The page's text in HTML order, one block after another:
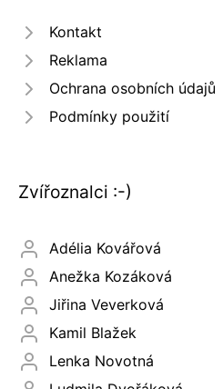
Kontakt
Reklama
Ochrana osobních údajů
Podmínky použití
Zvířoznalci :-)
Adélia Kovářová
Anežka Kozáková
Jiřina Veverková
Kamil Blažek
Lenka Novotná